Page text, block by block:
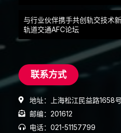
与行业伙伴携手共创轨交技术
轨道交通AFC论坛
联系方式
地址：上海松江民益路1658号
邮编：201612
电话：021-51157799